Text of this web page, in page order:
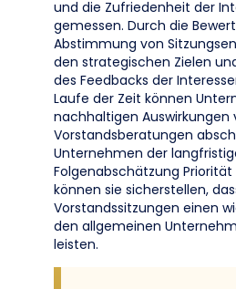
und die Zufriedenheit der
gemessen. Durch die
Abstimmung von
den strategischen Zielen
des Feedbacks der
Laufe der Zeit können
nachhaltigen Auswirkungen
Vorstandsberatungen
Unternehmen der
Folgenabschätzung
können sie sicherstellen,
Vorstandssitzungen einen
den allgemeinen
leisten.